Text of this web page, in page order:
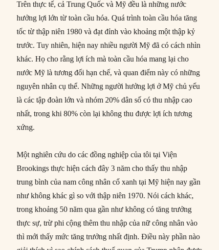
Trên thực tế, cả Trung Quốc và Mỹ đều là những nước
hưởng lợi lớn từ toàn cầu hóa. Quá trình toàn cầu hóa tăng
tốc từ thập niên 1980 và đạt đỉnh vào khoảng một thập kỷ
trước. Tuy nhiên, hiện nay nhiều người Mỹ đã có cách nhìn
khác. Họ cho rằng lợi ích mà toàn cầu hóa mang lại cho
nước Mỹ là tương đối hạn chế, và quan điểm này có những
nguyên nhân cụ thể. Những người hưởng lợi ở Mỹ chủ yếu
là các tập đoàn lớn và nhóm 20% dân số có thu nhập cao
nhất, trong khi 80% còn lại không thu được lợi ích tương
xứng.
Một nghiên cứu do các đồng nghiệp của tôi tại Viện
Brookings thực hiện cách đây 3 năm cho thấy thu nhập
trung bình của nam công nhân cổ xanh tại Mỹ hiện nay gần
như không khác gì so với thập niên 1970. Nói cách khác,
trong khoảng 50 năm qua gần như không có tăng trưởng
thực sự, trừ phi cộng thêm thu nhập của nữ công nhân vào
thì mới thấy mức tăng trưởng nhất định. Điều này phần nào